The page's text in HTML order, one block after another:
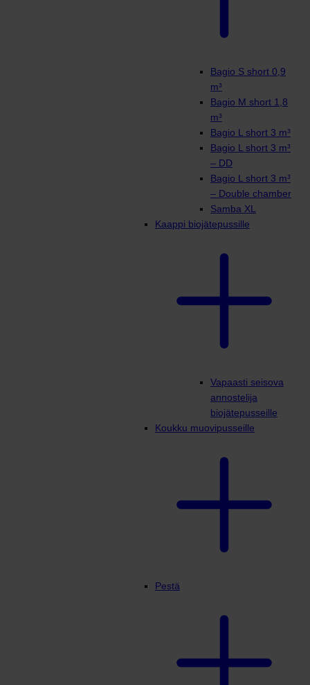
Bagio S short 0,9
m³
Bagio M short 1,8
m³
Bagio L short 3 m³
Bagio L short 3 m³
– DD
Bagio L short 3 m³
– Double chamber
Samba XL
Kaappi biojätepussille
Vapaasti seisova
annostelija
biojätepusseille
Koukku muovipusseille
Pestä